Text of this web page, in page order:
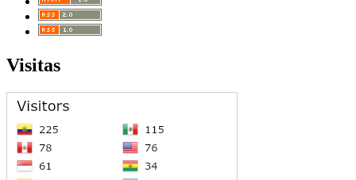
Visitas